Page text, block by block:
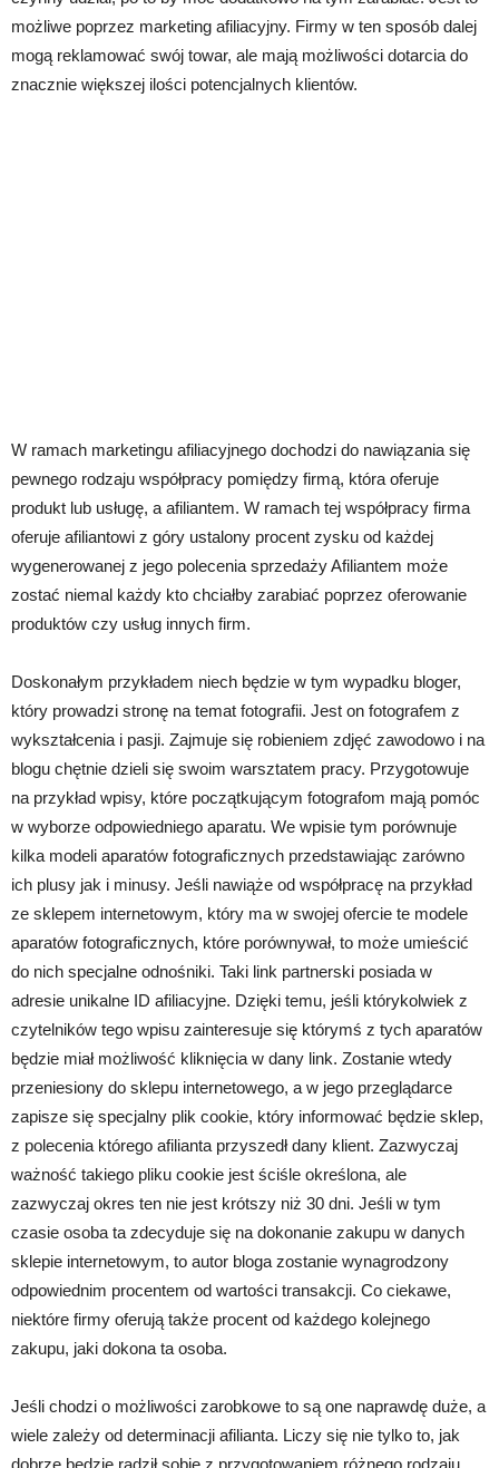
możliwe poprzez marketing afiliacyjny. Firmy w ten sposób dalej
mogą reklamować swój towar, ale mają możliwości dotarcia do
znacznie większej ilości potencjalnych klientów.
W ramach marketingu afiliacyjnego dochodzi do nawiązania się
pewnego rodzaju współpracy pomiędzy firmą, która oferuje
produkt lub usługę, a afiliantem. W ramach tej współpracy firma
oferuje afiliantowi z góry ustalony procent zysku od każdej
wygenerowanej z jego polecenia sprzedaży Afiliantem może
zostać niemal każdy kto chciałby zarabiać poprzez oferowanie
produktów czy usług innych firm.
Doskonałym przykładem niech będzie w tym wypadku bloger,
który prowadzi stronę na temat fotografii. Jest on fotografem z
wykształcenia i pasji. Zajmuje się robieniem zdjęć zawodowo i na
blogu chętnie dzieli się swoim warsztatem pracy. Przygotowuje
na przykład wpisy, które początkującym fotografom mają pomóc
w wyborze odpowiedniego aparatu. We wpisie tym porównuje
kilka modeli aparatów fotograficznych przedstawiając zarówno
ich plusy jak i minusy. Jeśli nawiąże od współpracę na przykład
ze sklepem internetowym, który ma w swojej ofercie te modele
aparatów fotograficznych, które porównywał, to może umieścić
do nich specjalne odnośniki. Taki link partnerski posiada w
adresie unikalne ID afiliacyjne. Dzięki temu, jeśli którykolwiek z
czytelników tego wpisu zainteresuje się którymś z tych aparatów
będzie miał możliwość kliknięcia w dany link. Zostanie wtedy
przeniesiony do sklepu internetowego, a w jego przeglądarce
zapisze się specjalny plik cookie, który informować będzie sklep,
z polecenia którego afilianta przyszedł dany klient. Zazwyczaj
ważność takiego pliku cookie jest ściśle określona, ale
zazwyczaj okres ten nie jest krótszy niż 30 dni. Jeśli w tym
czasie osoba ta zdecyduje się na dokonanie zakupu w danych
sklepie internetowym, to autor bloga zostanie wynagrodzony
odpowiednim procentem od wartości transakcji. Co ciekawe,
niektóre firmy oferują także procent od każdego kolejnego
zakupu, jaki dokona ta osoba.
Jeśli chodzi o możliwości zarobkowe to są one naprawdę duże, a
wiele zależy od determinacji afilianta. Liczy się nie tylko to, jak
dobrze będzie radził sobie z przygotowaniem różnego rodzaju